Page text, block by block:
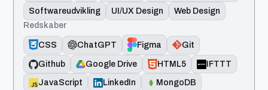
Softwareudvikling
UI/UX Design
Web Design
Redskaber
CSS
ChatGPT Figma
Git
Github
Google Drive HTML5
IFTTT
JavaScript
LinkedIn
MongoDB